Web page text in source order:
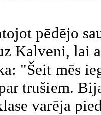
pēdējo
Kalveni, lai
"Šeit mēs
trušiem.
varēja